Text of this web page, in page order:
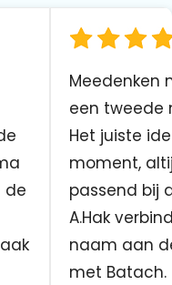
de
Meedenken
een tweede
Het juiste
moment,
passend bij
A.Hak
naam aan
met Batach.